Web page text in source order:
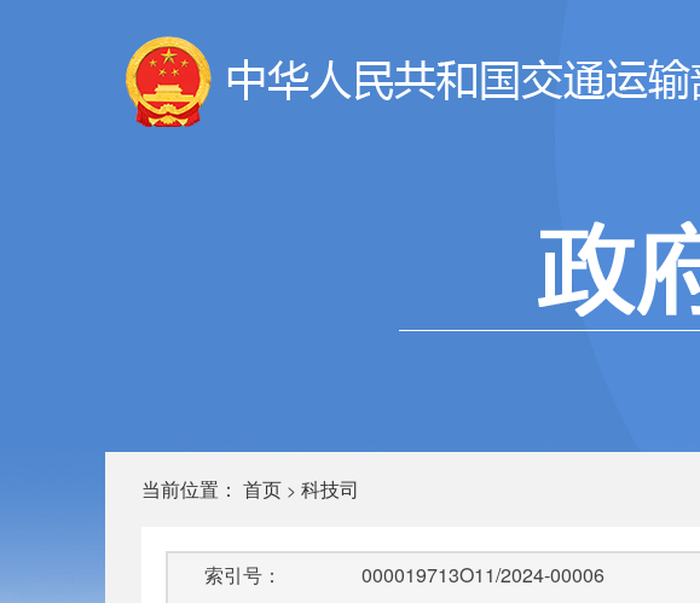
当前位置： 首页 > 科技司
索引号：
000019713O11/2024-00006